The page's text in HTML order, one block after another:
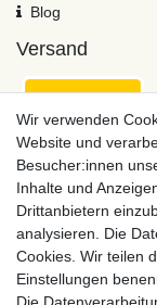
Blog
Versand
Wir verwenden
Website und
Besucher:innen
Inhalte und
Drittanbietern
analysieren. Die
Cookies. Wir teilen
Einstellungen